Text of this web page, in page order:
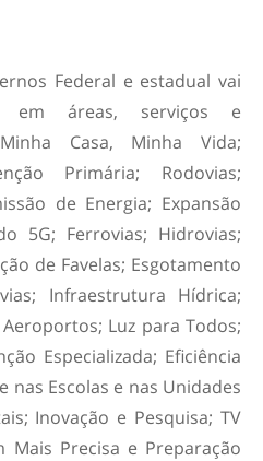
Federal e estadual vai
em áreas, serviços e
Casa, Minha Vida;
Primária; Rodovias;
de Energia; Expansão
5G; Ferrovias; Hidrovias;
de Favelas; Esgotamento
Infraestrutura Hídrica;
Luz para Todos;
Especializada; Eficiência
nas Escolas e nas Unidades
Inovação e Pesquisa; TV
Mais Precisa e Preparação